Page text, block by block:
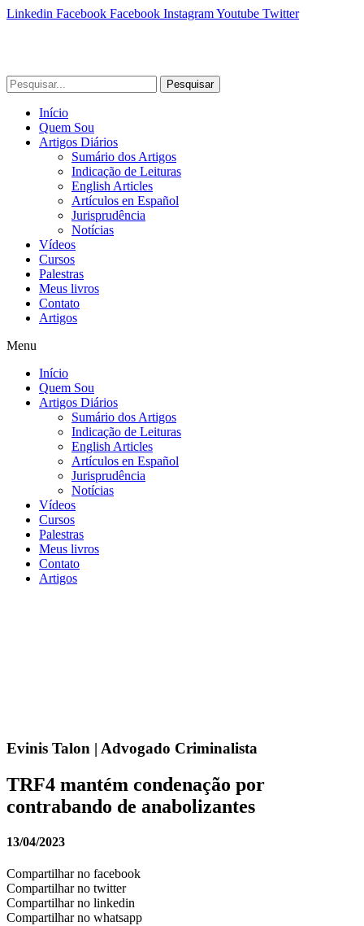
Linkedin Facebook Facebook InstagramYoutube Twitter
Pesquisar
Início
Quem Sou
Artigos Diários
Sumário dos Artigos
Indicação de Leituras
English Articles
Artículos en Español
Jurisprudência
Notícias
Vídeos
Cursos
Palestras
Meus livros
Contato
Artigos
Menu
Início
Quem Sou
Artigos Diários
Sumário dos Artigos
Indicação de Leituras
English Articles
Artículos en Español
Jurisprudência
Notícias
Vídeos
Cursos
Palestras
Meus livros
Contato
Artigos
Evinis Talon | Advogado Criminalista
TRF4 mantém condenação por
contrabando de anabolizantes
13/04/2023
Compartilhar no facebook
Compartilhar no twitter
Compartilhar no linkedin
Compartilhar no whatsapp